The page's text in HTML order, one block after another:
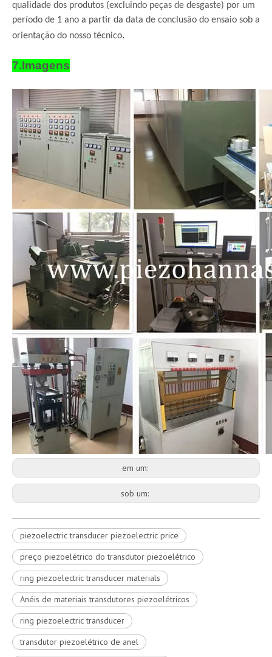
qualidade dos produtos (excluindo peças de desgaste) por um
período de 1 ano a partir da data de conclusão do ensaio sob a
orientação do nosso técnico.
7.Imagens
em um:
sob um:
piezoelectric transducer piezoelectric price
preço piezoelétrico do transdutor piezoelétrico
ring piezoelectric transducer materials
Anéis de materiais transdutores piezoelétricos
ring piezoelectric transducer
transdutor piezoelétrico de anel